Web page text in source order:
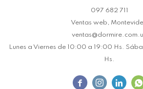
097 682 711
Ventas web,
Lunes a Viernes de 10:00 a 19:00 Hs.
Hs.
   